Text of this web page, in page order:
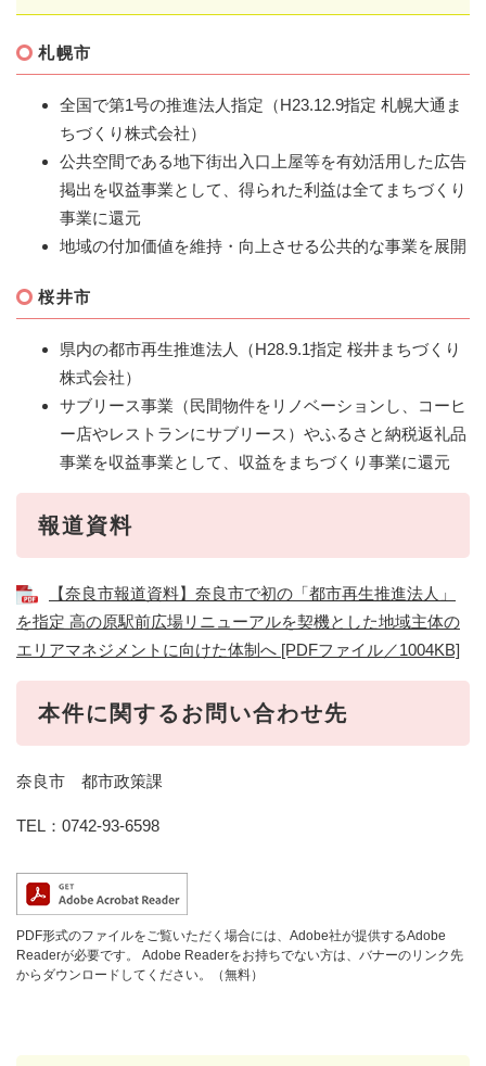
札幌市
全国で第1号の推進法人指定（H23.12.9指定 札幌大通ま
ちづくり株式会社）
公共空間である地下街出入口上屋等を有効活用した広告
掲出を収益事業として、得られた利益は全てまちづくり
事業に還元
地域の付加価値を維持・向上させる公共的な事業を展開
桜井市
県内の都市再生推進法人（H28.9.1指定 桜井まちづくり
株式会社）
サブリース事業（民間物件をリノベーションし、コーヒ
ー店やレストランにサブリース）やふるさと納税返礼品
事業を収益事業として、収益をまちづくり事業に還元
報道資料
【奈良市報道資料】奈良市で初の「都市再生推進法人」
を指定 高の原駅前広場リニューアルを契機とした地域主体の
エリアマネジメントに向けた体制へ [PDFファイル／1004KB]
本件に関するお問い合わせ先
奈良市 都市政策課
TEL：0742-93-6598
PDF形式のファイルをご覧いただく場合には、Adobe社が提供するAdobe
Readerが必要です。
Adobe Readerをお持ちでない方は、バナーのリンク先
からダウンロードしてください。（無料）